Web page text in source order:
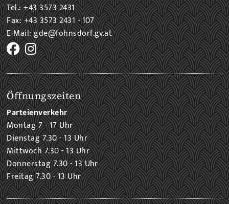
Tel.: +43 3573 2431
Fax: +43 3573 2431 - 107
E-Mail: gde@fohnsdorf.gv.at
Öffnungszeiten
Parteienverkehr
Montag 7 - 17 Uhr
Dienstag 7.30 - 13 Uhr
Mittwoch 7.30 - 13 Uhr
Donnerstag 7.30 - 13 Uhr
Freitag 7.30 - 13 Uhr